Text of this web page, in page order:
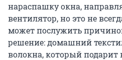
нараспашку окна,
вентилятор, но это не
может послужить
решение: домашний
волокна, который